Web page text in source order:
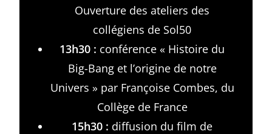
Ouverture des ateliers des
collégiens de Sol50
13h30 : conférence « Histoire du
Big-Bang et l’origine de notre
Univers » par Françoise Combes, du
Collège de France
15h30 : diffusion du film de